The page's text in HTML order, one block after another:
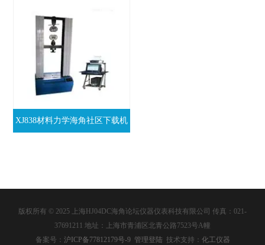
XJ838材料力学海角社区下载机
版权所有 © 2025 上海HJ04DC海角论坛仪器仪表科技有限公司 传真：021-
37691211 地址：上海市青浦区北青公路7523号A幢
备案号： 沪ICP备77812179号-9 管理登陆 技术支持： 化工仪器